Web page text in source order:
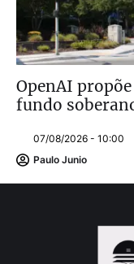
OpenAI
fundo
07/08/2026 - 10:00
Paulo Junio